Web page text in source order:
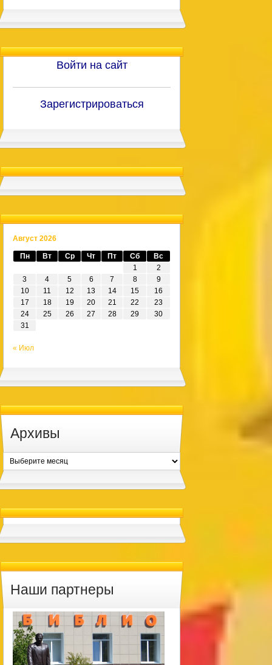
Войти на сайт
Зарегистрироваться
Август 2026
Пн Вт Ср Чт Пт Сб
Вс
1
2
3
4 5 6 7 8
9
10
11 12 13 14 15
16
17
18 19 20 21 22
23
24
25 26 27 28 29
30
31
« Июл
Архивы
Архивы
Наши партнеры